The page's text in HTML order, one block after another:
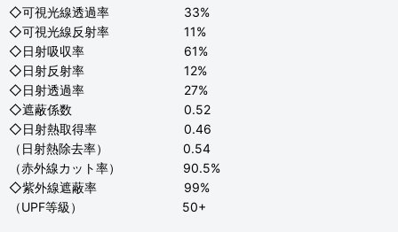
◇可視光線透過率 33%
◇可視光線反射率 11%
◇日射吸収率 61%
◇日射反射率 12%
◇日射透過率 27%
◇遮蔽係数 0.52
◇日射熱取得率 0.46
（日射熱除去率） 0.54
（赤外線カット率） 90.5%
◇紫外線遮蔽率 99%
（UPF等級） 50+